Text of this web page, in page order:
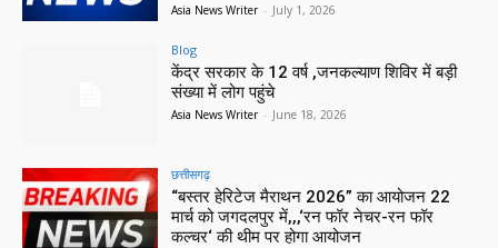
Asia News Writer - July 1, 2026
Blog
केंद्र सरकार के 12 वर्ष ,जनकल्याण शिविर में बड़ी
संख्या में लोग पहुंचे
Asia News Writer - June 18, 2026
छत्तीसगढ़
“बस्तर हेरिटेज मैराथन 2026” का आयोजन 22
मार्च को जगदलपुर में,,,‘रन फॉर नेचर-रन फॉर
कल्चर‘ की थीम पर होगा आयोजन